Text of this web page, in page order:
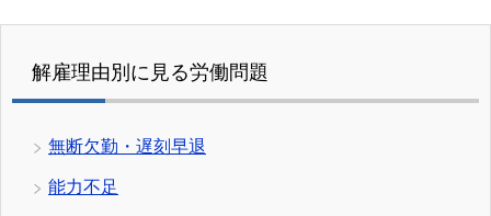
解雇理由別に見る労働問題
無断欠勤・遅刻早退
能力不足